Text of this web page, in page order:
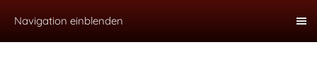
Navigation einblenden